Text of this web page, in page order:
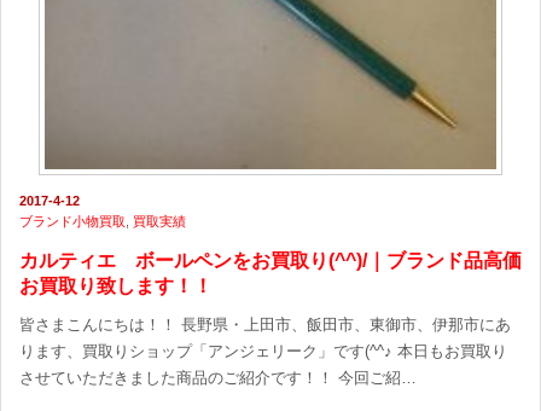
2017-4-12
ブランド小物買取
買取実績
カルティエ ボールペンをお買取り(^^)/｜ブランド品高価
お買取り致します！！
皆さまこんにちは！！ 長野県・上田市、飯田市、東御市、伊那市にあ
ります、買取りショップ「アンジェリーク」です(^^♪ 本日もお買取り
させていただきました商品のご紹介です！！ 今回ご紹…